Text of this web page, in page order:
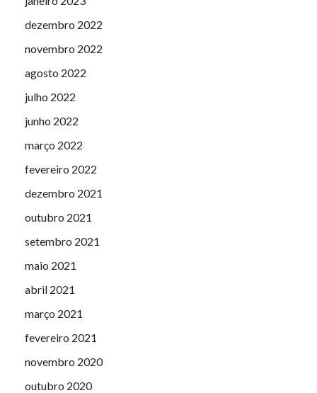
dezembro 2022
novembro 2022
agosto 2022
julho 2022
junho 2022
março 2022
fevereiro 2022
dezembro 2021
outubro 2021
setembro 2021
maio 2021
abril 2021
março 2021
fevereiro 2021
novembro 2020
outubro 2020